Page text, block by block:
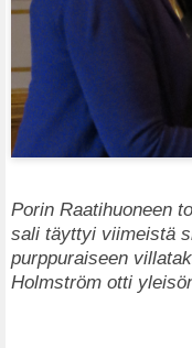
Porin Raatihuoneen
sali täyttyi viimeistä
purppuraiseen
Holmström otti